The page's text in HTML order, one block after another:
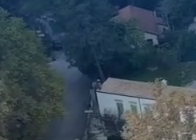
EVENTI
NOTIZIE
CHI SIAMO